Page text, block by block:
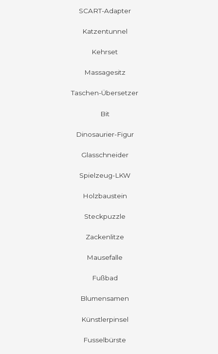
SCART-Adapter
Katzentunnel
Kehrset
Massagesitz
Taschen-Übersetzer
Bit
Dinosaurier-Figur
Glasschneider
Spielzeug-LKW
Holzbaustein
Steckpuzzle
Zackenlitze
Mausefalle
Fußbad
Blumensamen
Künstlerpinsel
Fusselbürste